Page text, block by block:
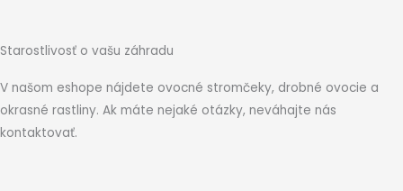
Starostlivosť o vašu záhradu
V našom eshope nájdete ovocné stromčeky, drobné ovocie a
okrasné rastliny. Ak máte nejaké otázky, neváhajte nás
kontaktovať.